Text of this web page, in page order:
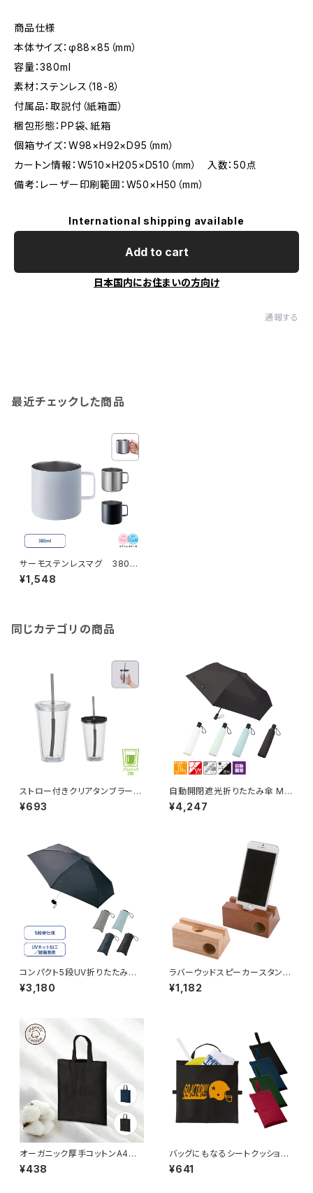
商品仕様
本体サイズ：φ88×85（mm）
容量：380ml
素材：ステンレス（18-8）
付属品：取説付（紙箱面）
梱包形態：PP袋､紙箱
個箱サイズ：W98×H92×D95（mm）
カートン情報：W510×H205×D510（mm） 入数：50点
備考：レーザー印刷範囲：W50×H50（mm）
International shipping available
Add to cart
日本国内にお住まいの方向け
通報する
最近チェックした商品
サーモステンレスマグ 380ml
MG
¥1,548
同じカテゴリの商品
ストロー付きクリアタンブラー
MG
¥693
自動開閉遮光折りたたみ傘 MG
（スムーズ収納タイプ）
¥4,247
コンパクト5段UV折りたたみ傘
MG
¥3,180
ラバーウッドスピーカースタン
ド シングルホーン MG
¥1,182
オーガニック厚手コットンA4フラ
ットバッグ MG
¥438
バッグにもなるシートクッショ
ン MG
¥641